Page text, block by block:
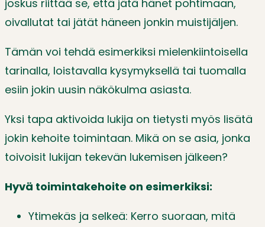
joskus riittää se, että jätä hänet pohtimaan,
oivallutat tai jätät häneen jonkin muistijäljen.
Tämän voi tehdä esimerkiksi mielenkiintoisella
tarinalla, loistavalla kysymyksellä tai tuomalla
esiin jokin uusin näkökulma asiasta.
Yksi tapa aktivoida lukija on tietysti myös lisätä
jokin kehoite toimintaan. Mikä on se asia, jonka
toivoisit lukijan tekevän lukemisen jälkeen?
Hyvä toimintakehoite on esimerkiksi:
Ytimekäs ja selkeä: Kerro suoraan, mitä